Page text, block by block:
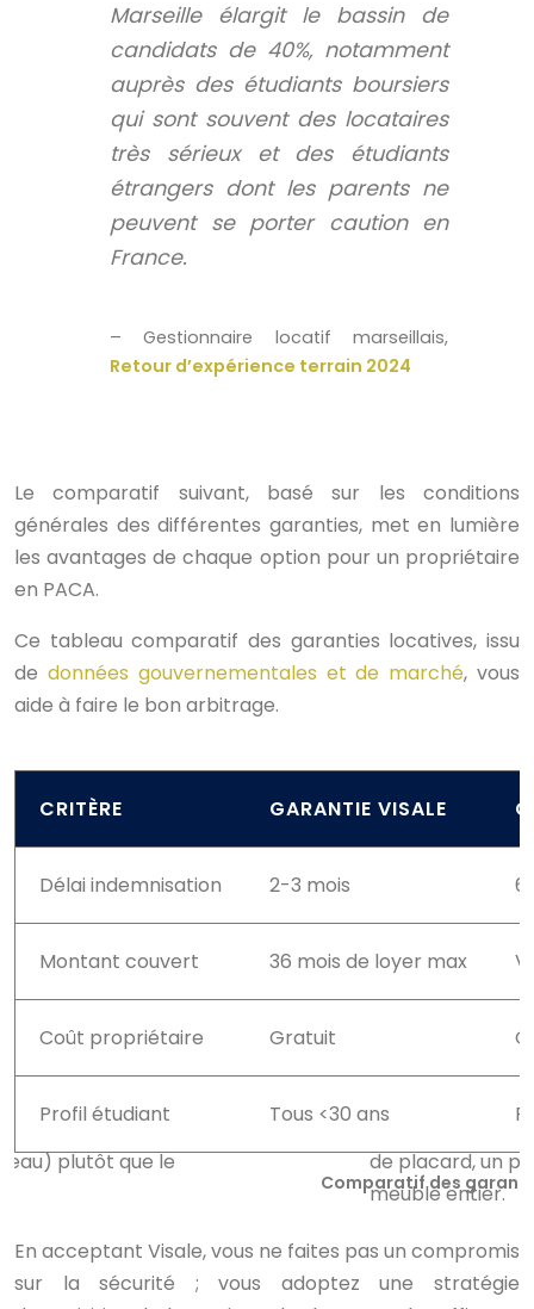
Marseille élargit le bassin de
candidats de 40%, notamment
auprès des étudiants boursiers
qui sont souvent des locataires
très sérieux et des étudiants
étrangers dont les parents ne
peuvent se porter caution en
France.
– Gestionnaire locatif marseillais,
Retour d’expérience terrain 2024
Le comparatif suivant, basé sur les conditions
générales des différentes garanties, met en lumière
les avantages de chaque option pour un propriétaire
en PACA.
Ce tableau comparatif des garanties locatives, issu
de données gouvernementales et de marché, vous
aide à faire le bon arbitrage.
Comparatif des
CRITÈRE GARANTIE VISALE
Délai indemnisation 2-3 mois
Montant couvert 36 mois de loyer max
Coût propriétaire Gratuit
Profil étudiant Tous <30 ans
En acceptant Visale, vous ne faites pas un compromis
sur la sécurité ; vous adoptez une stratégie